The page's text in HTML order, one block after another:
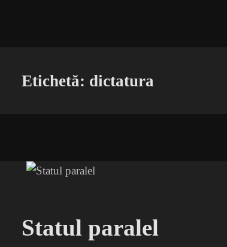
Etichetă: dictatura
Statul paralel